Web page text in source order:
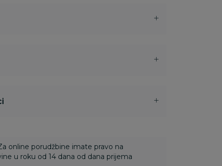
online porudžbine imate pravo na
u roku od 14 dana od dana prijema